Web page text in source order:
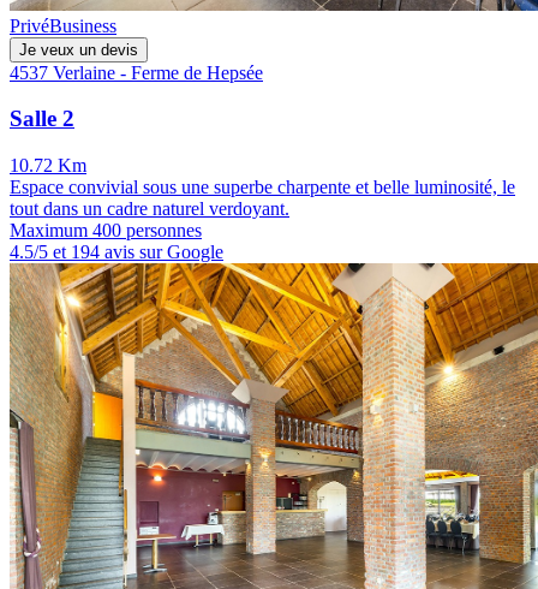
PrivéBusiness
Je veux un devis
4537 Verlaine - Ferme de Hepsée
Salle 2
10.72 Km
Espace convivial sous une superbe charpente et belle luminosité, le
tout dans un cadre naturel verdoyant.
Maximum 400 personnes
4.5/5 et 194 avis sur Google